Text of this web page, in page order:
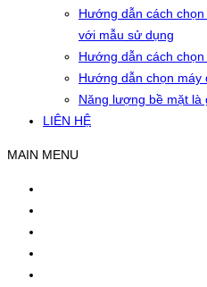
Hướng dẫn cách
với mẫu sử dụng
Hướng dẫn cách
Hướng dẫn chọn máy
Năng lượng bề mặt là
LIÊN HỆ
MAIN MENU